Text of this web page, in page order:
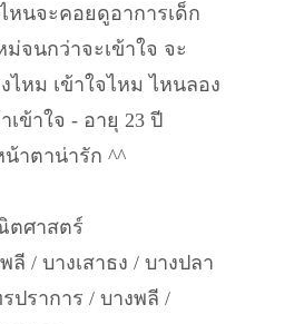
หนจะคอยดูอาการเด็ก
จนกว่าจะเข้าใจ จะ
ไหม เข้าใจไหม ไหนลอง
ข้าใจ - อายุ 23 ปี
าตาน่ารัก ^^
ตศาสตร์
ลี / บางเสาธง / บางปลา
ปราการ / บางพลี /